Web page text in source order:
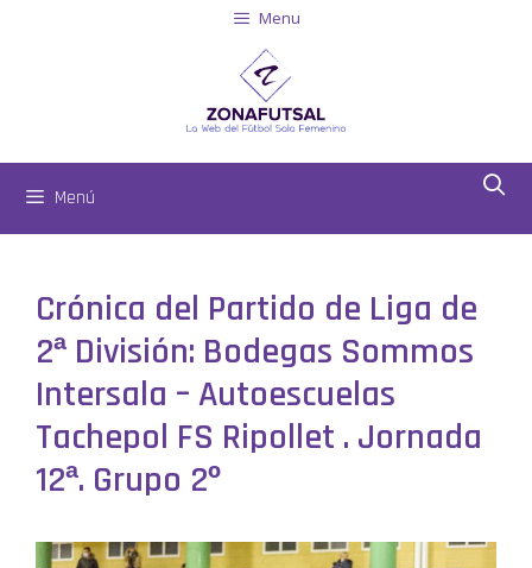
Menu
Menú
Crónica del Partido de Liga de
2ª División: Bodegas Sommos
Intersala – Autoescuelas
Tachepol FS Ripollet . Jornada
12ª. Grupo 2º